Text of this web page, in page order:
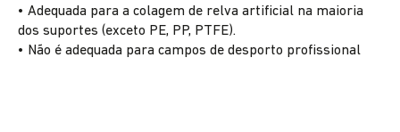
• Adequada para a colagem de relva artificial na maioria
dos suportes (exceto PE, PP, PTFE).
• Não é adequada para campos de desporto profissional